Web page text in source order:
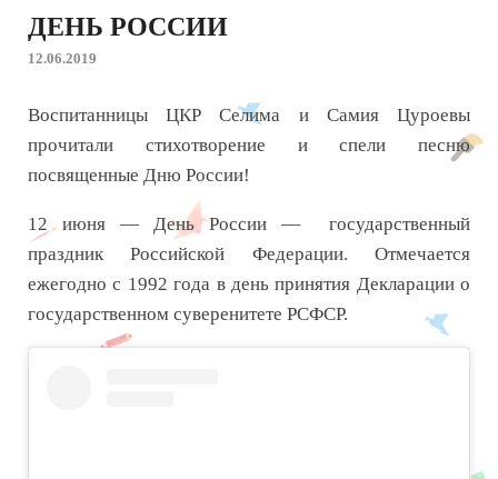
ДЕНЬ РОССИИ
12.06.2019
Воспитанницы ЦКР Селима и Самия Цуроевы
прочитали стихотворение и спели песню
посвященные Дню России!
12 июня — День России — государственный
праздник Российской Федерации. Отмечается
ежегодно с 1992 года в день принятия Декларации о
государственном суверенитете РСФСР.